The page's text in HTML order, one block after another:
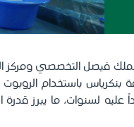
فيصل التخصصي ومركز
بنكرياس باستخدام
لسنوات، ما يبرز